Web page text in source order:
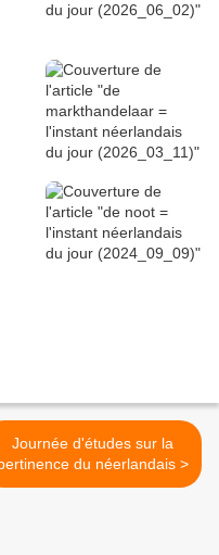
Journée d'études sur la
pertinence du néerlandais >